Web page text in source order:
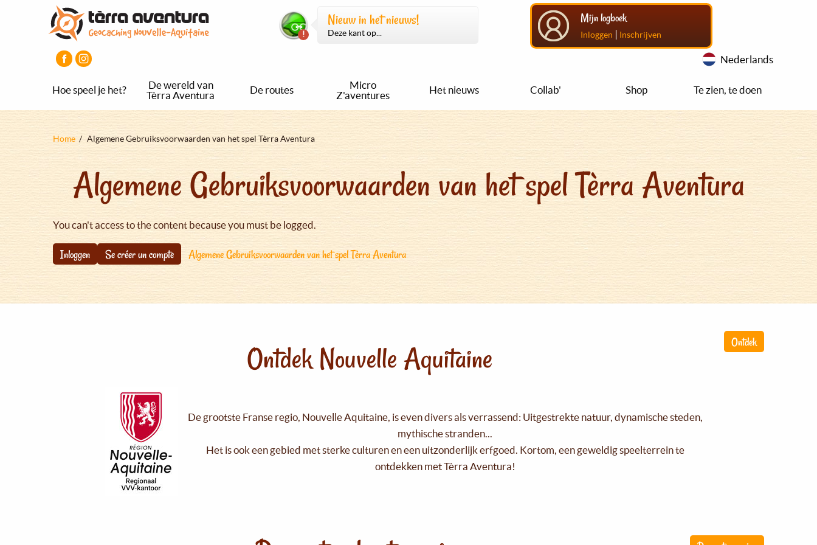
Nieuw in het nieuws!
Deze kant op...
Mijn logboek
Inloggen | Inschrijven
Nederlands
Hoe speel je het?
De wereld van
Tèrra Aventura
De routes
Micro
Z'aventures
Het nieuws Collab' Shop Te zien, te doen
Kruimelpad
Home Algemene Gebruiksvoorwaarden van het spel Tèrra Aventura
Algemene Gebruiksvoorwaarden van het spel Tèrra Aventura
You can't access to the content because you must be logged.
Inloggen Se créer un compte Algemene Gebruiksvoorwaarden van het spel Tèrra Aventura
Ontdek
Ontdek Nouvelle Aquitaine
De grootste Franse regio, Nouvelle Aquitaine, is even divers als verrassend: Uitgestrekte natuur, dynamische steden,
mythische stranden...
Het is ook een gebied met sterke culturen en een uitzonderlijk erfgoed. Kortom, een geweldig speelterrein te
ontdekken met Tèrra Aventura!